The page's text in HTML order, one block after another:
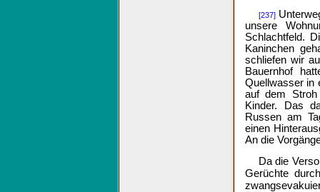
[237]
unsere
Schlachtfeld.
Kaninchen
schliefen wir
Bauernhof
Quellwasser in
auf dem Stroh
Kinder. Das
Russen am
einen
An die
Da die
Gerüchte